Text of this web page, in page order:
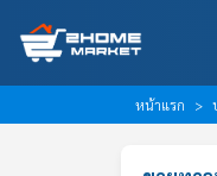
หน้าแรก